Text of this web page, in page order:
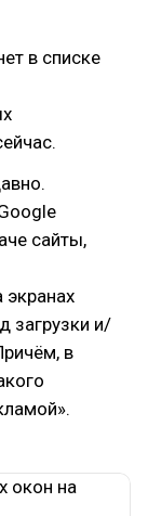
в списке
сайты,
загрузки и/
в